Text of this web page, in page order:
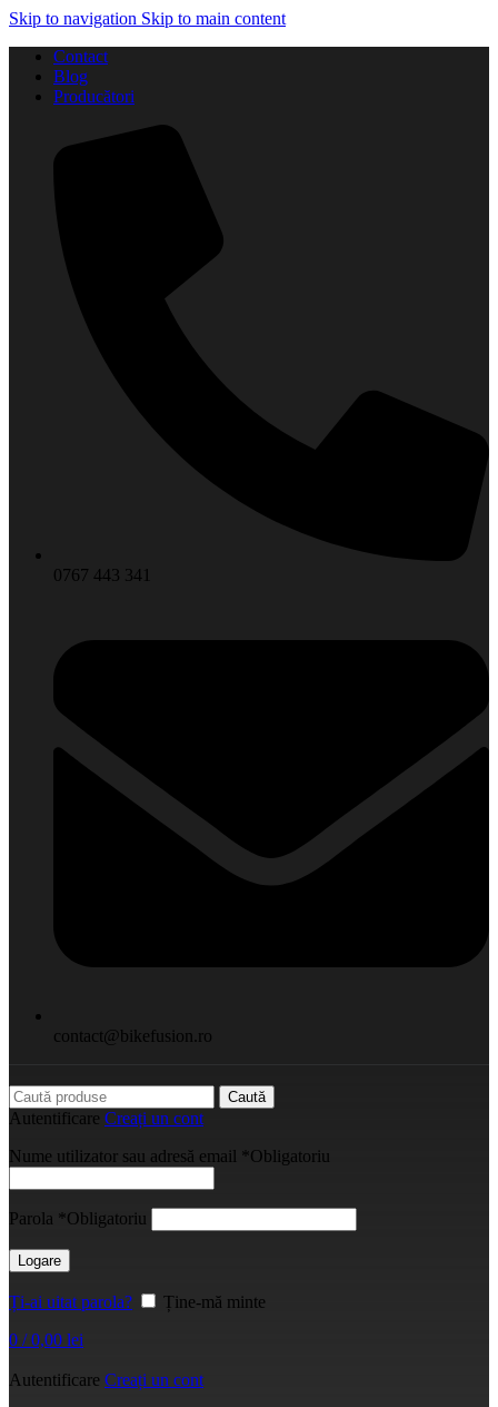
Skip to navigation Skip to main content
Contact
Blog
Producători
0767 443 341
contact@bikefusion.ro
Caută
Autentificare Creați un cont
Nume utilizator sau adresă email *Obligatoriu
Parola *Obligatoriu
Logare
Ți-ai uitat parola?
Ține-mă minte
0 / 0,00 lei
Autentificare Creați un cont